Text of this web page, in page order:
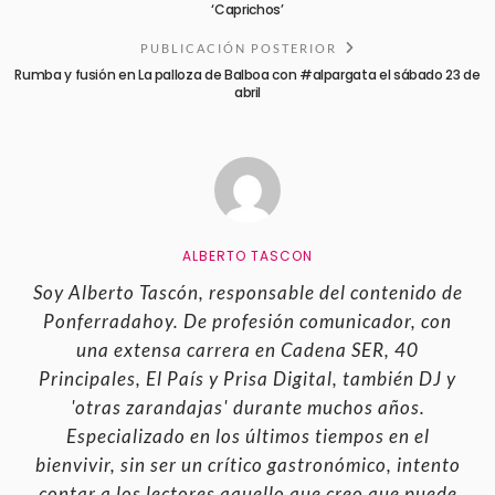
‘Caprichos’
PUBLICACIÓN POSTERIOR
Rumba y fusión en La palloza de Balboa con #alpargata el sábado 23 de
abril
ALBERTO TASCON
Soy Alberto Tascón, responsable del contenido de
Ponferradahoy. De profesión comunicador, con
una extensa carrera en Cadena SER, 40
Principales, El País y Prisa Digital, también DJ y
'otras zarandajas' durante muchos años.
Especializado en los últimos tiempos en el
bienvivir, sin ser un crítico gastronómico, intento